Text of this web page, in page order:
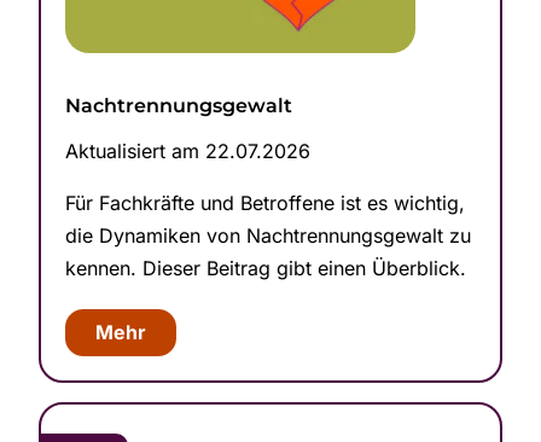
Nachtren­n­ungs­ge­walt
Aktualisiert am 22.07.2026
Für Fachkräfte und Betroffene ist es wichtig,
die Dynamiken von Nachtren­n­ungs­ge­walt zu
kennen. Dieser Beitrag gibt einen Überblick.
Mehr